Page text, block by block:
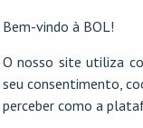
Bem-vindo à BOL!
O nosso site utiliza
seu consentimento,
perceber como a
Viana do
Viseu